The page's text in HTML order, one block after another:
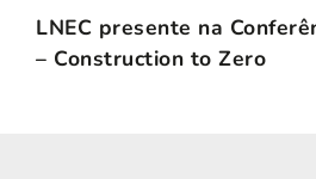
LNEC presente na
– Construction to Zero